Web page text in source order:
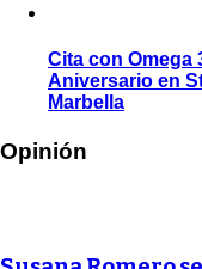
Cita con Omega
Aniversario en
Marbella
Opinión